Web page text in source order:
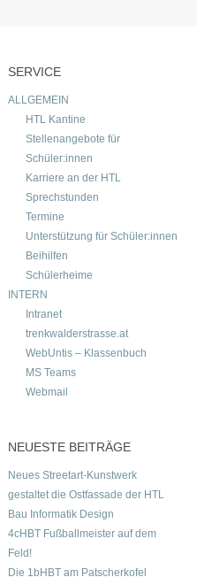
SERVICE
ALLGEMEIN
HTL Kantine
Stellenangebote für
Schüler:innen
Karriere an der HTL
Sprechstunden
Termine
Unterstützung für Schüler:innen
Beihilfen
Schülerheime
INTERN
Intranet
trenkwalderstrasse.at
WebUntis – Klassenbuch
MS Teams
Webmail
NEUESTE BEITRÄGE
Neues Streetart-Kunstwerk
gestaltet die Ostfassade der HTL
Bau Informatik Design
4cHBT Fußballmeister auf dem
Feld!
Die 1bHBT am Patscherkofel